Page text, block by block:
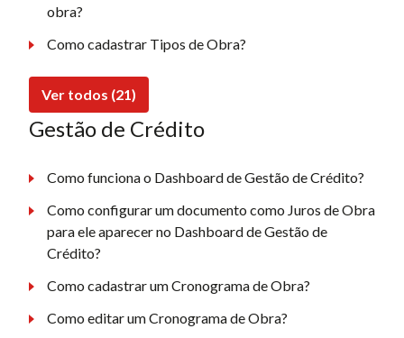
obra?
Como cadastrar Tipos de Obra?
Ver todos (21)
Gestão de Crédito
Como funciona o Dashboard de Gestão de Crédito?
Como configurar um documento como Juros de Obra
para ele aparecer no Dashboard de Gestão de
Crédito?
Como cadastrar um Cronograma de Obra?
Como editar um Cronograma de Obra?